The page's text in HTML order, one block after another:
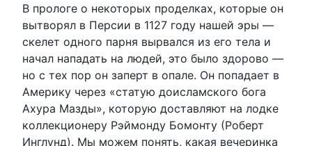
В прологе о некоторых проделках, которые он
вытворял в Персии в 1127 году нашей эры —
скелет одного парня вырвался из его тела и
начал нападать на людей, это было здорово —
но с тех пор он заперт в опале. Он попадает в
Америку через «статую доисламского бога
Ахура Мазды», которую доставляют на лодке
коллекционеру Рэймонду Бомонту (Роберт
Инглунд). Мы можем понять, какая вечеринка